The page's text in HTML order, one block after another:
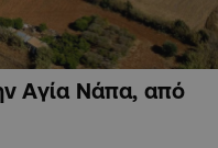
Αγία Νάπα, από